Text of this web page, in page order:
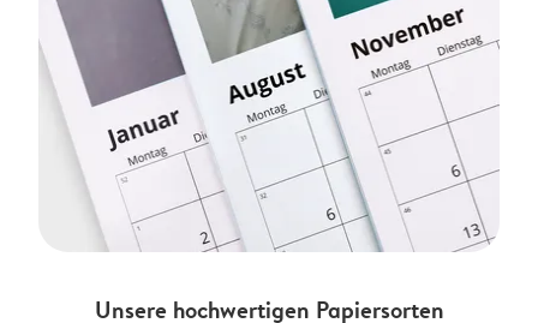
Unsere hochwertigen Papiersorten